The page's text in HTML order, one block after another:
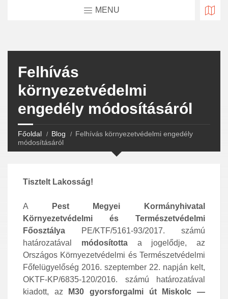
MENU
Felhívás
környezetvédelmi
engedély módosításáról
Főoldal Blog
Felhívás környezetvédelmi engedély
módosításáról
Tisztelt Lakosság!
A
Pest Megyei Kormányhivatal
Környezetvédelmi és Természetvédelmi
Főosztálya
PE/KTF/5161-93/2017. számú
határozatával módosította a jogelődje, az
Országos Környezetvédelmi és Természetvédelmi
Főfelügyelőség 2016. szeptember 22. napján kelt,
OKTF-KP/6835-120/2016. számú határozatával
kiadott, az
M30 gyorsforgalmi út Miskolc —